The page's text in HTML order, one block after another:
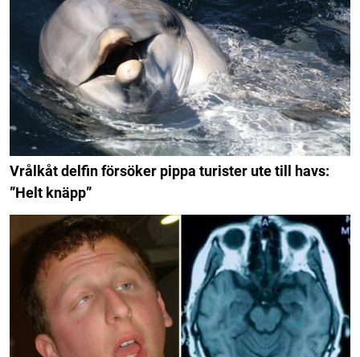
Vrålkåt delfin försöker pippa turister ute till havs:
”Helt knäpp”